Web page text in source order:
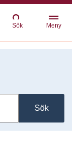
Sök Meny
Sök